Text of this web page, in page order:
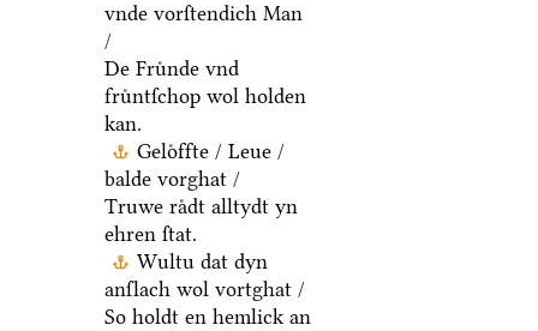
vnde vorſtendich Man
/
De Fruͤnde vnd
fruͤntſchop wol holden
kan.
Geloͤffte / Leue /
balde vorghat /
Truwe raͤdt alltydt yn
ehren ſtat.
Wultu dat dyn
anſlach wol vortghat /
So holdt en hemlick an